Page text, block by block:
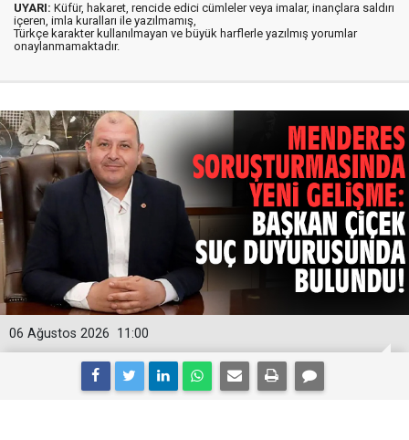
UYARI: Küfür, hakaret, rencide edici cümleler veya imalar, inançlara saldırı
içeren, imla kuralları ile yazılmamış,
Türkçe karakter kullanılmayan ve büyük harflerle yazılmış yorumlar
onaylanmamaktadır.
11:00
06 Ağustos 2026